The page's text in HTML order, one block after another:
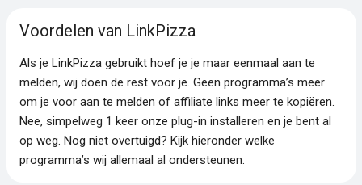
Voordelen van LinkPizza
Als je LinkPizza gebruikt hoef je je maar eenmaal aan te
melden, wij doen de rest voor je. Geen programma’s meer
om je voor aan te melden of affiliate links meer te kopiëren.
Nee, simpelweg 1 keer onze plug-in installeren en je bent al
op weg. Nog niet overtuigd? Kijk hieronder welke
programma’s wij allemaal al ondersteunen.